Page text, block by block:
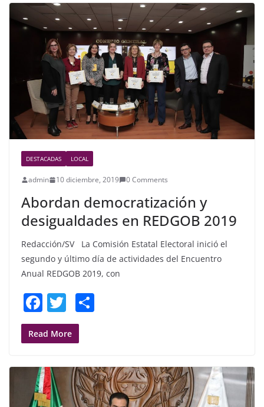
b
o
o
k
DESTACADAS LOCAL
admin 10 diciembre, 2019 0 Comments
Abordan democratización y
desigualdades en REDGOB 2019
Redacción/SV La Comisión Estatal Electoral inició el
segundo y último día de actividades del Encuentro
Anual REDGOB 2019, con
F
a
c
b
o
T
w
itt
Read More